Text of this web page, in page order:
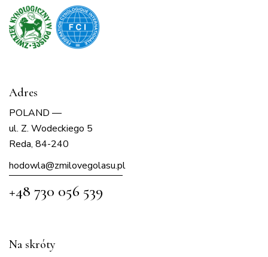
Adres
POLAND —
ul. Z. Wodeckiego 5
Reda, 84-240
hodowla@zmilovegolasu.pl
+48 730 056 539
Na skróty